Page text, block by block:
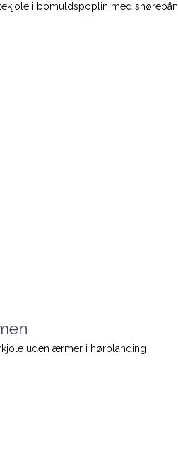
i bomuldspoplin med snørebån
uden ærmer i hørblanding